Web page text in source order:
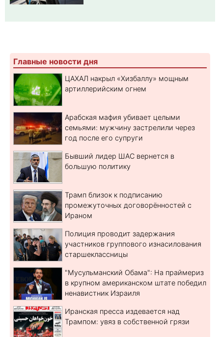
Главные новости дня
ЦАХАЛ накрыл «Хизбаллу» мощным
артиллерийским огнем
Арабская мафия убивает целыми
семьями: мужчину застрелили через
год после его супруги
Бывший лидер ШАС вернется в
большую политику
Трамп близок к подписанию
промежуточных договорённостей с
Ираном
Полиция проводит задержания
участников группового изнасилования
старшеклассницы
"Мусульманский Обама": На праймериз
в крупном американском штате победил
ненавистник Израиля
Иранская пресса издевается над
Трампом: увяз в собственной грязи